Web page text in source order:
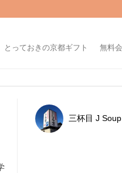
とっておきの京都ギフト 無料
三杯目 J